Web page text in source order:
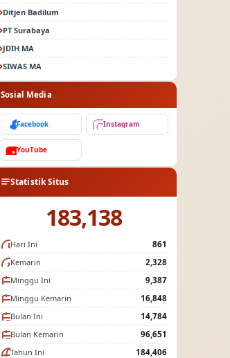
Ditjen Badilum
PT Surabaya
JDIH MA
SIWAS MA
Sosial Media
Facebook Instagram
YouTube
Statistik Situs
183,138
Hari Ini
861
Kemarin
2,328
Minggu Ini
9,387
Minggu Kemarin
16,848
Bulan Ini
14,784
Bulan Kemarin
96,651
Tahun Ini
184,406